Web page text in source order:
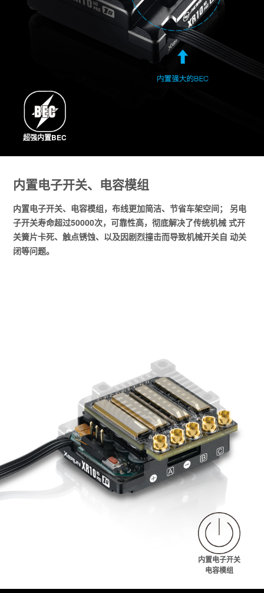
超强内置BEC
内置电子开关、电容模组
内置电子开关、电容模组，布线更加简洁、节省车架空间； 另电
子开关寿命超过50000次，可靠性高，彻底解决了传统机械 式开
关簧片卡死、触点锈蚀、以及因剧烈撞击而导致机械开关自 动关
闭等问题。
内置电子开关
电容模组